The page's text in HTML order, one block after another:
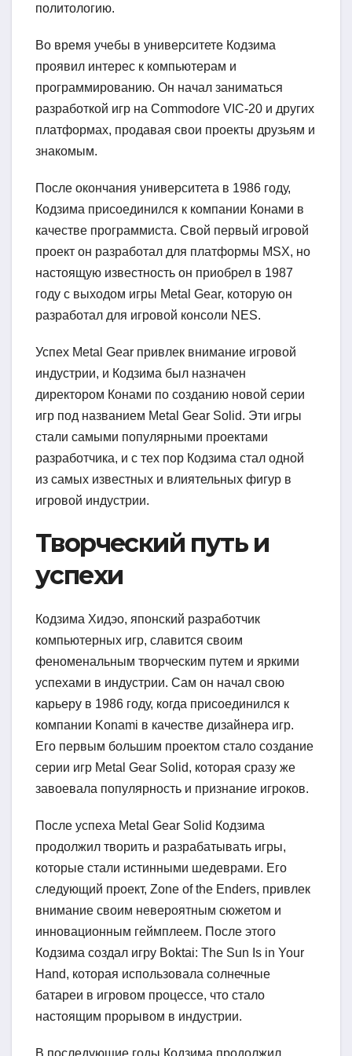
политологию.
Во время учебы в университете Кодзима
проявил интерес к компьютерам и
программированию. Он начал заниматься
разработкой игр на Commodore VIC-20 и других
платформах, продавая свои проекты друзьям и
знакомым.
После окончания университета в 1986 году,
Кодзима присоединился к компании Конами в
качестве программиста. Свой первый игровой
проект он разработал для платформы MSX, но
настоящую известность он приобрел в 1987
году с выходом игры Metal Gear, которую он
разработал для игровой консоли NES.
Успех Metal Gear привлек внимание игровой
индустрии, и Кодзима был назначен
директором Конами по созданию новой серии
игр под названием Metal Gear Solid. Эти игры
стали самыми популярными проектами
разработчика, и с тех пор Кодзима стал одной
из самых известных и влиятельных фигур в
игровой индустрии.
Творческий путь и
успехи
Кодзима Хидэо, японский разработчик
компьютерных игр, славится своим
феноменальным творческим путем и яркими
успехами в индустрии. Сам он начал свою
карьеру в 1986 году, когда присоединился к
компании Konami в качестве дизайнера игр.
Его первым большим проектом стало создание
серии игр Metal Gear Solid, которая сразу же
завоевала популярность и признание игроков.
После успеха Metal Gear Solid Кодзима
продолжил творить и разрабатывать игры,
которые стали истинными шедеврами. Его
следующий проект, Zone of the Enders, привлек
внимание своим невероятным сюжетом и
инновационным геймплеем. После этого
Кодзима создал игру Boktai: The Sun Is in Your
Hand, которая использовала солнечные
батареи в игровом процессе, что стало
настоящим прорывом в индустрии.